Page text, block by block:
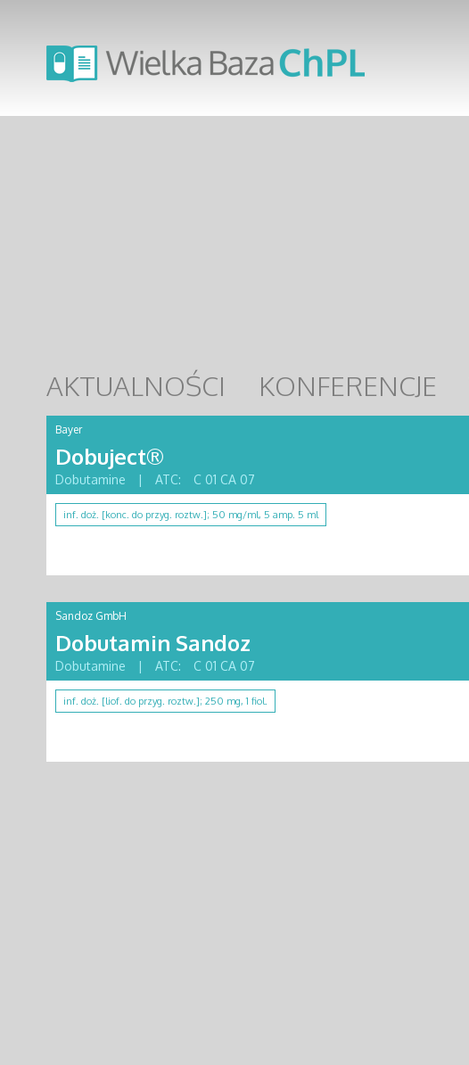
AKTUALNOŚCI KONFERENCJE
Bayer
Dobuject®
Dobutamine
| ATC: C 01 CA 07
inf. doż. [konc. do przyg. roztw.]; 50 mg/ml, 5 amp. 5 ml
Sandoz GmbH
Dobutamin Sandoz
Dobutamine
| ATC: C 01 CA 07
inf. doż. [liof. do przyg. roztw.]; 250 mg, 1 fiol.